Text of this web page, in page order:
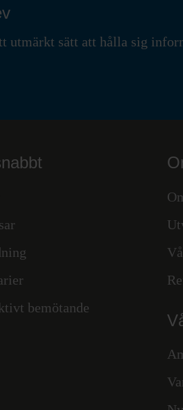
utmärkt sätt att hålla sig
bemötande